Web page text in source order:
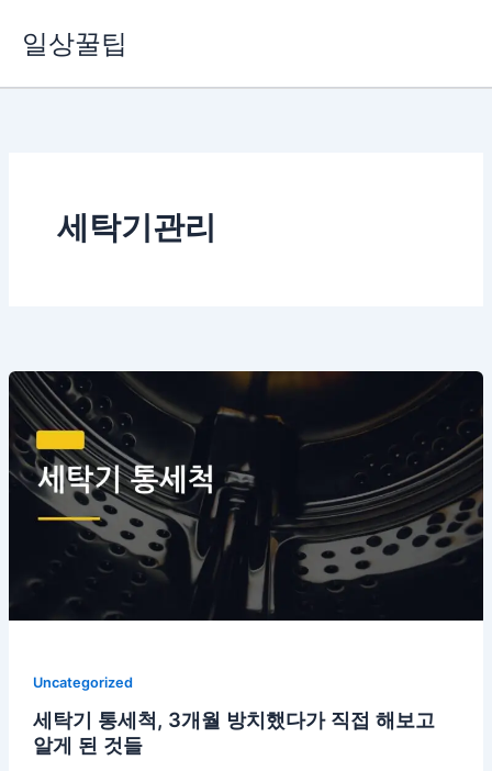
로
일상꿀팁
세탁기관리
Uncategorized
세탁기 통세척, 3개월 방치했다가 직접 해보고
알게 된 것들